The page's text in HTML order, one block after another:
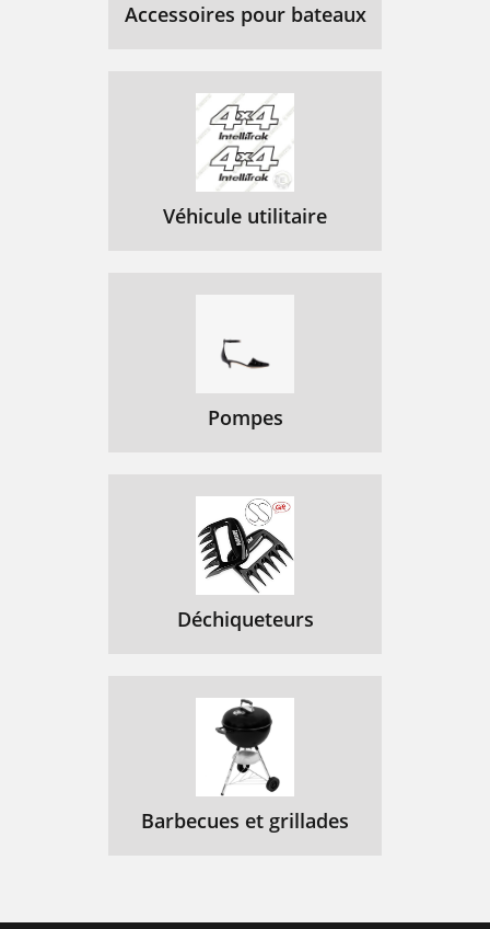
Accessoires pour bateaux
Véhicule utilitaire
Pompes
Déchiqueteurs
Barbecues et grillades